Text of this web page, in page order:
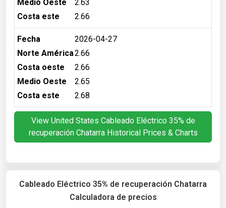
Medio Oeste
2.63
Costa este
2.66
Fecha
2026-04-27
Norte América2.66
Costa oeste
2.66
Medio Oeste
2.65
Costa este
2.68
View United States Cableado Eléctrico 35% de
recuperación Chatarra Historical Prices & Charts
Cableado Eléctrico 35% de recuperación Chatarra
Calculadora de precios